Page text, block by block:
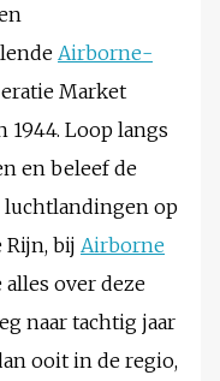
Airborne-
Market
1944. Loop langs
en beleef de
luchtlandingen op
Rijn, bij Airborne
alles over deze
naar tachtig jaar
ooit in de regio,